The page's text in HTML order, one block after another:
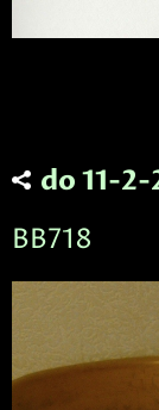
do 11-
BB718